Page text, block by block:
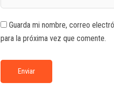
Guarda mi nombre, correo
para la próxima vez que comente.